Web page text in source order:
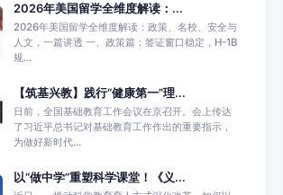
2026年美国留学全维度解读：...
2026年美国留学全维度解读：政策、名校、安全与
人文，一篇讲透 一、政策篇：签证窗口稳定，H-1B
规...
【筑基兴教】践行“健康第一”理...
日前，全国基础教育工作会议在京召开。会上传达
了习近平总书记对基础教育工作作出的重要指示，
为做好新时代...
以“做中学”重塑科学课堂！《义...